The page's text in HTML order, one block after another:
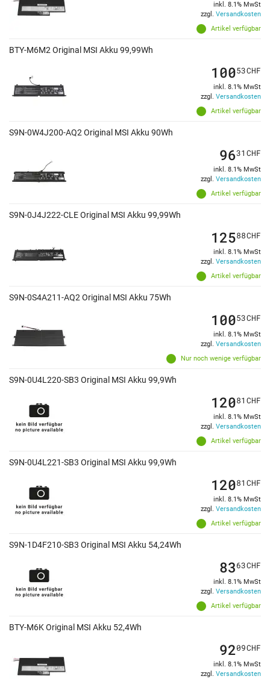
Artikel verfügbar
inkl. 8.1% MwSt
zzgl. Versandkosten
BTY-M6M2 Original MSI Akku 99,99Wh
Artikel verfügbar
10053CHF
inkl. 8.1% MwSt
zzgl. Versandkosten
S9N-0W4J200-AQ2 Original MSI Akku 90Wh
Artikel verfügbar
9631 CHF
inkl. 8.1% MwSt
zzgl. Versandkosten
S9N-0J4J222-CLE Original MSI Akku 99,99Wh
Artikel verfügbar
12588CHF
inkl. 8.1% MwSt
zzgl. Versandkosten
S9N-0S4A211-AQ2 Original MSI Akku 75Wh
Nur noch wenige verfügbar
10053CHF
inkl. 8.1% MwSt
zzgl. Versandkosten
S9N-0U4L220-SB3 Original MSI Akku 99,9Wh
Artikel verfügbar
12081 CHF
inkl. 8.1% MwSt
zzgl. Versandkosten
S9N-0U4L221-SB3 Original MSI Akku 99,9Wh
Artikel verfügbar
12081 CHF
inkl. 8.1% MwSt
zzgl. Versandkosten
S9N-1D4F210-SB3 Original MSI Akku 54,24Wh
Artikel verfügbar
8363CHF
inkl. 8.1% MwSt
zzgl. Versandkosten
BTY-M6K Original MSI Akku 52,4Wh
9209CHF
inkl. 8.1% MwSt
zzgl. Versandkosten